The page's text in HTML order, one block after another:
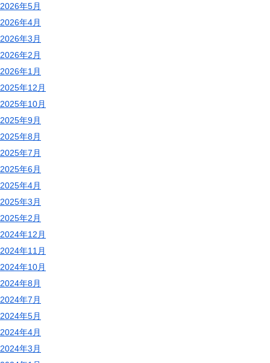
2026年5月
2026年4月
2026年3月
2026年2月
2026年1月
2025年12月
2025年10月
2025年9月
2025年8月
2025年7月
2025年6月
2025年4月
2025年3月
2025年2月
2024年12月
2024年11月
2024年10月
2024年8月
2024年7月
2024年5月
2024年4月
2024年3月